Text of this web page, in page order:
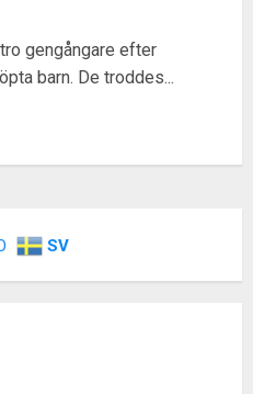
gengångare efter
barn. De troddes...
SV